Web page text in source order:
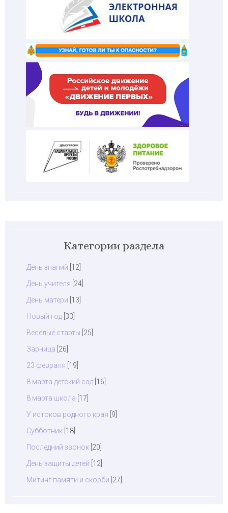
Категории раздела
День знаний [12]
День учителя [24]
День матери [13]
Новый год [33]
Весёлые старты [25]
Зарница [26]
23 февраля [19]
8 марта детский сад [16]
8 марта школа [17]
У истоков родного края [9]
Субботник [18]
Последний звонок [20]
День защиты детей [12]
Митинг памяти и скорби [27]